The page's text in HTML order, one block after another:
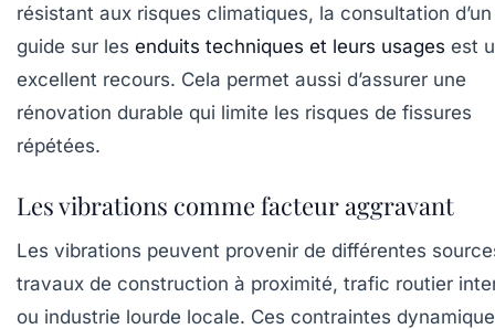
résistant aux risques climatiques, la consultation d’un
guide sur les enduits techniques et leurs usages est
excellent recours. Cela permet aussi d’assurer une
rénovation durable qui limite les risques de fissures
répétées.
Les vibrations comme facteur aggravant
Les vibrations peuvent provenir de différentes
travaux de construction à proximité, trafic routier
ou industrie lourde locale. Ces contraintes